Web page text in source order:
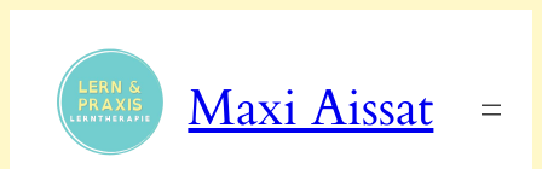
springen
Maxi Aissat